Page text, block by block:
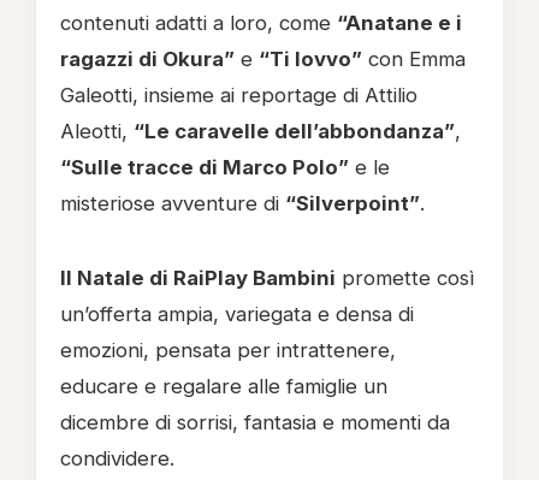
contenuti adatti a loro, come “Anatane e i
ragazzi di Okura” e “Ti lovvo” con Emma
Galeotti, insieme ai reportage di Attilio
Aleotti, “Le caravelle dell’abbondanza”,
“Sulle tracce di Marco Polo” e le
misteriose avventure di “Silverpoint”.
Il Natale di RaiPlay Bambini promette così
un’offerta ampia, variegata e densa di
emozioni, pensata per intrattenere,
educare e regalare alle famiglie un
dicembre di sorrisi, fantasia e momenti da
condividere.